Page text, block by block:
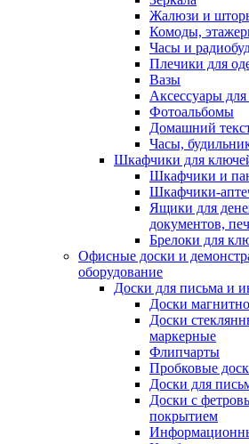
Жалюзи и
Комоды,
Часы и
Плечики для
Вазы
Аксессуары
Фотоальбомы
Домашний
Часы,
Шкафчики для
Шкафчики и
Шкафчики-
Ящики для
документов,
Брелоки для
Офисные доски и
оборудование
Доски для письма и
Доски
Доски
маркерные
Флипчарты
Пробковые
Доски для
Доски с
покрытием